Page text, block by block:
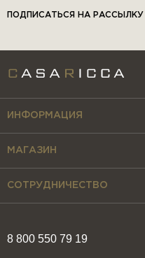
ПОДПИСАТЬСЯ НА РАССЫЛКУ
8 800 550 79 19
ИНФОРМАЦИЯ
МАГАЗИН
СОТРУДНИЧЕСТВО